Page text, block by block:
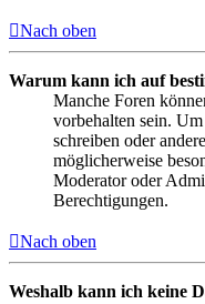
Nach oben
Warum kann ich auf
Manche Foren
vorbehalten sein.
schreiben oder
möglicherweise
Moderator oder
Berechtigungen.
Nach oben
Weshalb kann ich keine